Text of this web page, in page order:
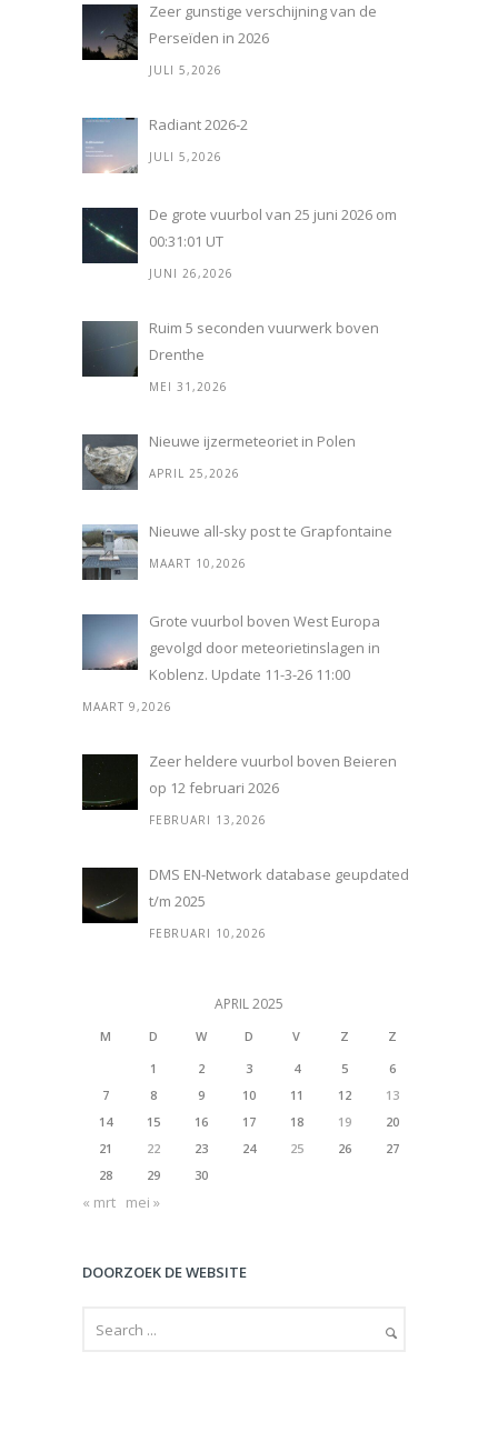
Zeer gunstige verschijning van de
Perseïden in 2026
JULI 5,2026
Radiant 2026-2
JULI 5,2026
De grote vuurbol van 25 juni 2026 om
00:31:01 UT
JUNI 26,2026
Ruim 5 seconden vuurwerk boven
Drenthe
MEI 31,2026
Nieuwe ijzermeteoriet in Polen
APRIL 25,2026
Nieuwe all-sky post te Grapfontaine
MAART 10,2026
Grote vuurbol boven West Europa
gevolgd door meteorietinslagen in
Koblenz. Update 11-3-26 11:00
MAART 9,2026
Zeer heldere vuurbol boven Beieren
op 12 februari 2026
FEBRUARI 13,2026
DMS EN-Network database geupdated
t/m 2025
FEBRUARI 10,2026
APRIL 2025
M D W D V Z
Z
1
2 3 4 5
6
7
8 9 10 11 12
13
14
15 16 17 18 19
20
21
22 23 24 25 26
27
28
29 30
« mrt mei »
DOORZOEK DE WEBSITE